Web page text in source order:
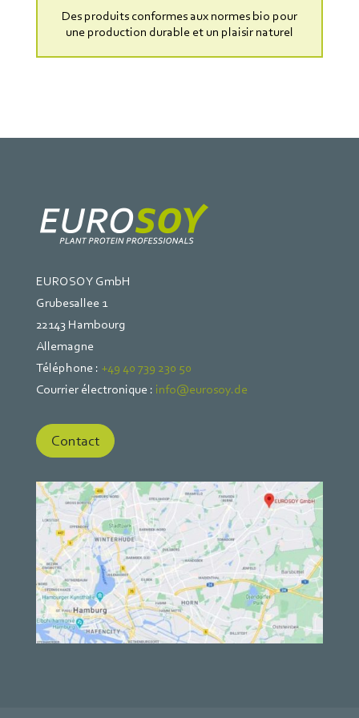
Des produits conformes aux normes bio pour
une production durable et un plaisir naturel
EUROSOY GmbH
Grubesallee 1
22143 Hambourg
Allemagne
Téléphone : +49 40 739 230 50
Courrier électronique : info@eurosoy.de
Contact